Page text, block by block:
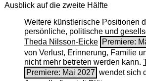
Ausblick auf die zweite Hälfte
Weitere künstlerische Positionen
persönliche, politische und
Theda Nilsson-Eicke Premiere:
von Verlust, Erinnerung, Familie
nicht mehr betreten werden kann.
Premiere: Mai 2027 wendet sich